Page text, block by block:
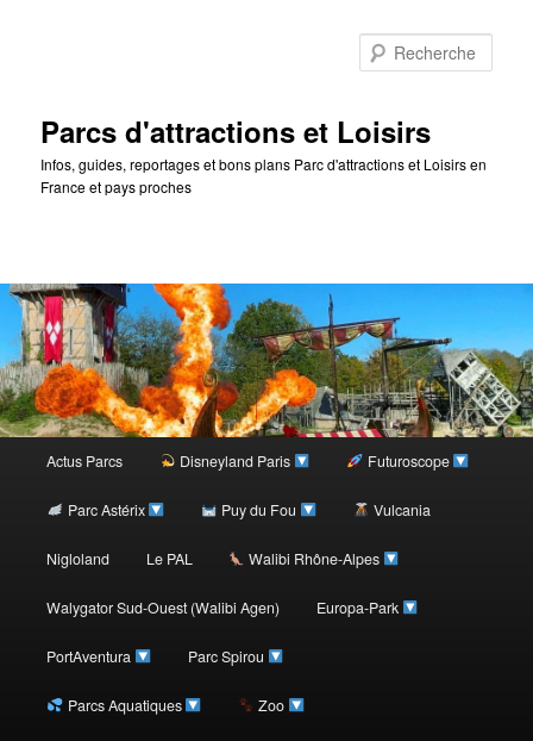
Parcs d'attractions et Loisirs
Infos, guides, reportages et bons plans Parc d'attractions et Loisirs en
France et pays proches
Menu
Aller
contenu
Actus Parcs Disneyland Paris Futuroscope
Parc Astérix Puy du Fou Vulcania
Nigloland Le PAL Walibi Rhône-Alpes
Walygator Sud-Ouest (Walibi Agen) Europa-Park
PortAventura Parc Spirou
Parcs Aquatiques Zoo